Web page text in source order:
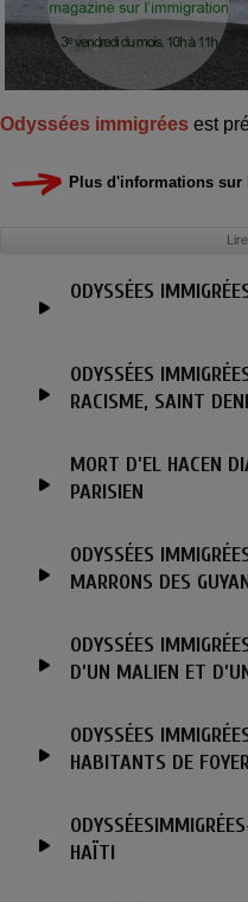
Odyssées immigrées est
Plus d'informations sur
ODYSSÉES
ODYSSÉES
RACISME, SAINT
MORT D’EL HACEN
PARISIEN
ODYSSÉES
MARRONS DES
ODYSSÉES
D’UN MALIEN ET
ODYSSÉES
HABITANTS DE
HAÏTI